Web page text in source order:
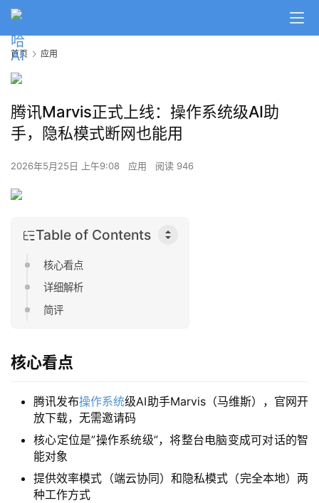
首页 应用
腾讯Marvis正式上线：操作系统级AI助
手，隐私模式断网也能用
2026年5月25日 上午9:08 应用 阅读 946
Table of Contents
核心看点
详细解析
简评
核心看点
腾讯发布操作系统级AI助手Marvis（马维斯），官网开
放下载，无需邀请码
核心定位是”操作系统级”，将整台电脑变成可对话的智
能对象
提供效率模式（端云协同）和隐私模式（完全本地）两
种工作方式